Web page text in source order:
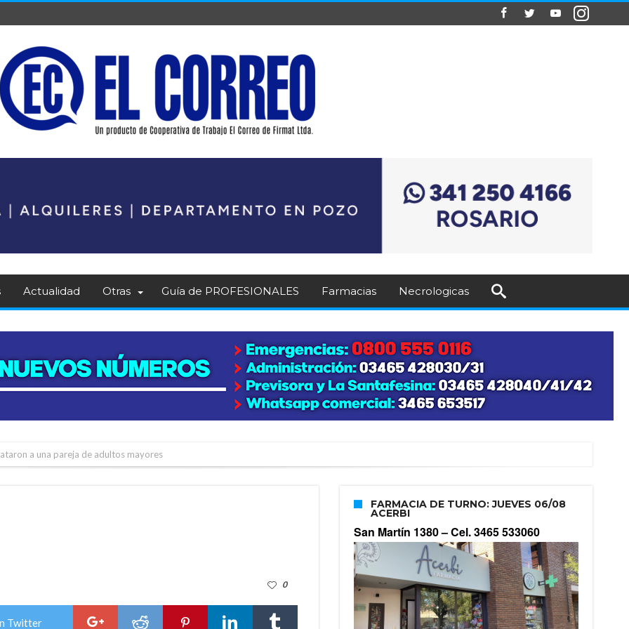
Actualidad Otras Guía de PROFESIONALES Farmacias Necrologicas
a una pareja de adultos mayores
la Expo Dose
0
Twitter
FARMACIA DE TURNO: JUEVES 06/08
ACERBI
San Martín 1380 –Cel. 3465 533060